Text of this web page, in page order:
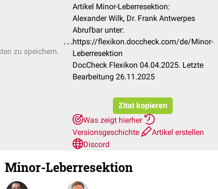
zu speichern.
Artikel Minor-Leberresektion:
Alexander Wilk, Dr. Frank Antwerpes
Abrufbar unter:
https://flexikon.doccheck.com/de/Minor-
Leberresektion
DocCheck Flexikon 04.04.2025. Letzte
Bearbeitung 26.11.2025
Zitat kopieren
Was zeigt hierher
Versionsgeschichte
Artikel erstellen
Discord
Minor-Leberresektion